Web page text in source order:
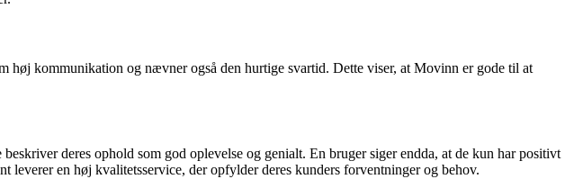
kommunikation og nævner også den hurtige svartid. Dette viser, at Movinn er gode til at
deres ophold som god oplevelse og genialt. En bruger siger endda, at de kun har positivt
en høj kvalitetsservice, der opfylder deres kunders forventninger og behov.